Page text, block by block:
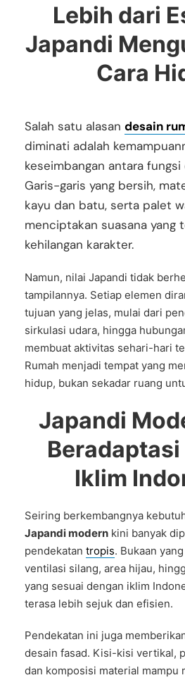
Lebih dari
Japandi
Cara
Salah satu alasan desain
diminati adalah
keseimbangan antara
Garis-garis yang bersih,
kayu dan batu, serta palet
menciptakan suasana yang
kehilangan karakter.
Namun, nilai Japandi tidak
tampilannya. Setiap elemen
tujuan yang jelas, mulai dari
sirkulasi udara, hingga
membuat aktivitas sehari-hari
Rumah menjadi tempat yang
hidup, bukan sekadar ruang
Japandi
Iklim
Seiring berkembangnya
Japandi modern kini banyak
pendekatan tropis. Bukaan
ventilasi silang, area hijau,
yang sesuai dengan iklim
terasa lebih sejuk dan efisien.
Pendekatan ini juga
desain fasad. Kisi-kisi vertikal,
dan komposisi material mampu